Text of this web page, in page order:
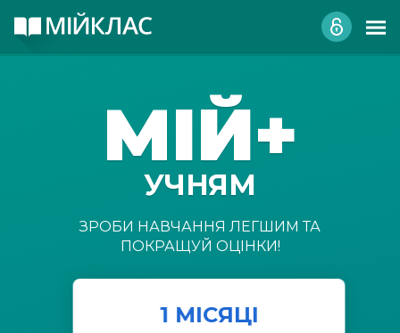
МІЙ+
УЧНЯМ
ЗРОБИ НАВЧАННЯ ЛЕГШИМ ТА
ПОКРАЩУЙ ОЦІНКИ!
1 МІСЯЦІ